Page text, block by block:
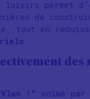
loisirs permet
de
tout en
.
des
!” animé par